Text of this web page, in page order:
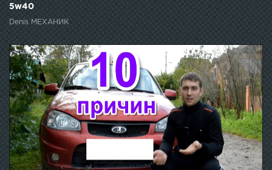
5w40
Denis МЕХАНИК